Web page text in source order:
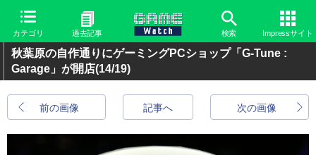
カテゴリ 過去記事 検索 Impressサイト
秋葉原の自作通りにゲーミングPCショップ「G-Tune :
Garage」が開店(14/19)
前の画像 次の画像
記事へ